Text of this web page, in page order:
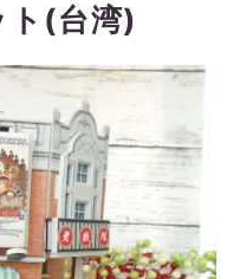
ト(台湾)